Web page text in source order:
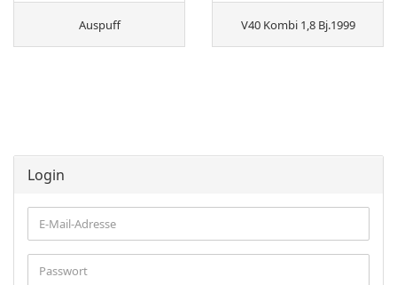
Auspuff V40 Kombi 1,8 Bj.1999
Login
E-
Mail-
Adresse
Passwort